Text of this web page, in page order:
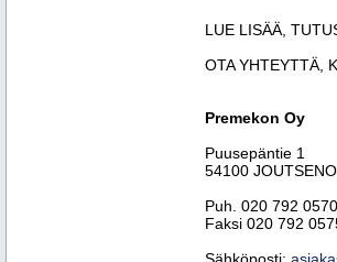
LUE LISÄÄ,
OTA YHTEYTTÄ,
Premekon Oy
Puusepäntie 1
54100 JOUTSENO
Puh. 020 792 0570
Faksi 020 792